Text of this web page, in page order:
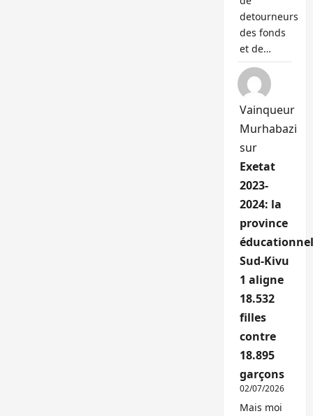
detourneurs
des fonds
et de…
Vainqueur
Murhabazi
sur
Exetat
2023-
2024: la
province
Sud-Kivu
1 aligne
18.532
filles
contre
18.895
garçons
02/07/2026
Mais moi